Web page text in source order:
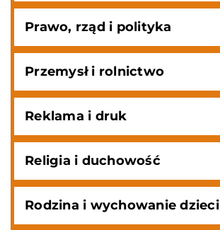
Prawo, rząd i polityka
Przemysł i rolnictwo
Reklama i druk
Religia i duchowość
Rodzina i wychowanie dzieci